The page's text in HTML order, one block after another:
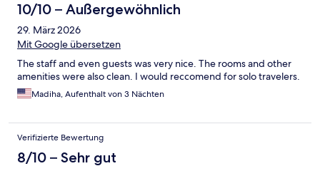
10/10 – Außergewöhnlich
29. März 2026
Mit Google übersetzen
The staff and even guests was very nice. The rooms and other
amenities were also clean. I would reccomend for solo travelers.
Madiha, Aufenthalt von 3 Nächten
Verifizierte Bewertung
8/10 – Sehr gut